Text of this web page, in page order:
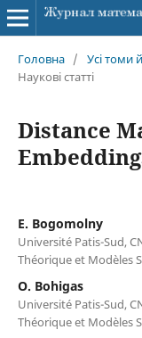
Головна / Усі томи
Наукові статті
Distance
E. Bogomolny
Université Patis-Sud,
Théorique et Modèles
O. Bohigas
Université Patis-Sud,
Théorique et Modèles